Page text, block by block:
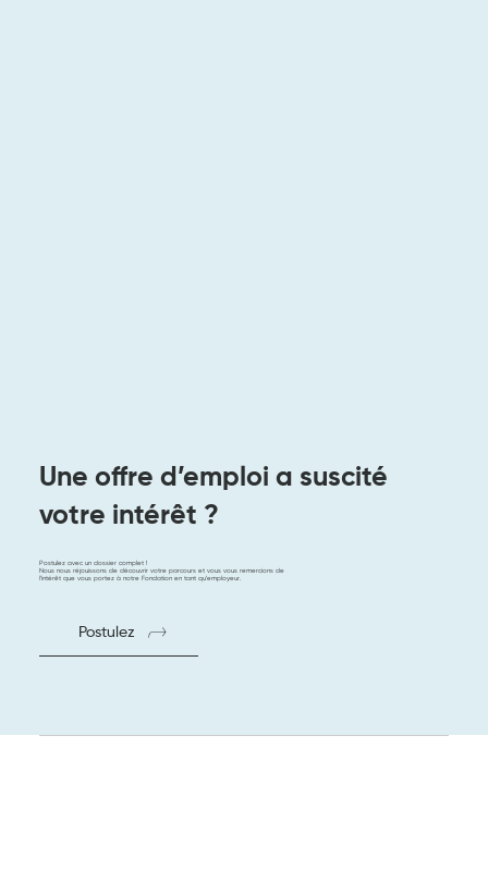
Une offre d’emploi a suscité
votre intérêt ?
Postulez avec un dossier complet !
Nous nous réjouissons de découvrir votre parcours et vous vous remercions de
l’intérêt que vous portez à notre Fondation en tant qu’employeur.
Postulez